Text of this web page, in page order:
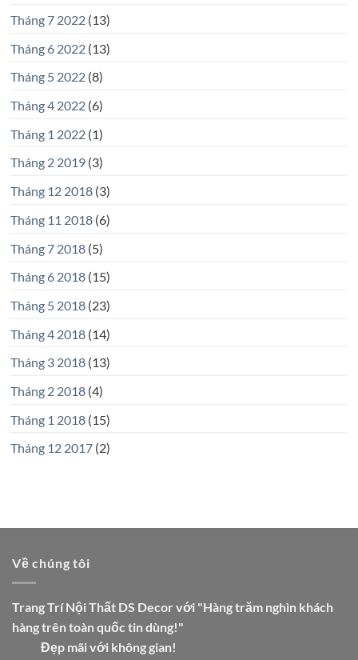
Tháng 7 2022(13)
Tháng 6 2022(13)
Tháng 5 2022(8)
Tháng 4 2022(6)
Tháng 1 2022(1)
Tháng 2 2019(3)
Tháng 12 2018(3)
Tháng 11 2018(6)
Tháng 7 2018(5)
Tháng 6 2018(15)
Tháng 5 2018(23)
Tháng 4 2018(14)
Tháng 3 2018(13)
Tháng 2 2018(4)
Tháng 1 2018(15)
Tháng 12 2017(2)
Về chúng tôi
Trang Trí Nội Thất DS Decor với "Hàng trăm nghìn khách
hàng trên toàn quốc tin dùng!"
Đẹp mãi với không gian!